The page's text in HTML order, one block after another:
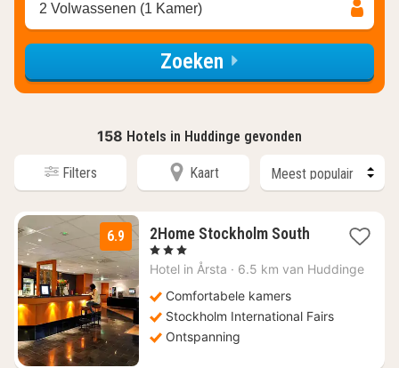
2 Volwassenen (1 Kamer)
Zoeken
158 Hotels in Huddinge gevonden
Filters Kaart
6.9 2Home Stockholm South1
vanaf
, 3 Sterren
Hotel in Årsta · 6.5 km van Huddinge
Comfortabele kamers
Stockholm International Fairs
Ontspanning